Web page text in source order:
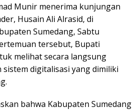
Munir menerima kunjungan
Husain Ali Alrasid, di
Sumedang, Sabtu
tersebut, Bupati
melihat secara langsung
digitalisasi yang dimiliki
bahwa Kabupaten Sumedang